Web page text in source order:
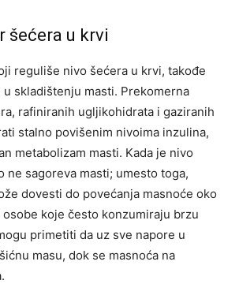
šećera u krvi
reguliše nivo šećera u krvi, takođe
skladištenju masti. Prekomerna
rafiniranih ugljikohidrata i gaziranih
stalno povišenim nivoima inzulina,
metabolizam masti. Kada je nivo
ne sagoreva masti; umesto toga,
dovesti do povećanja masnoće oko
osobe koje često konzumiraju brzu
primetiti da uz sve napore u
masu, dok se masnoća na